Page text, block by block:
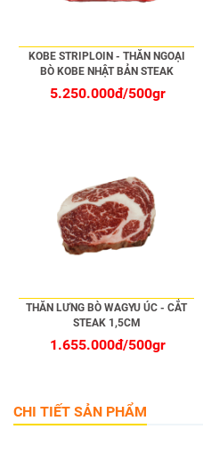
KOBE STRIPLOIN - THĂN NGOẠI
BÒ KOBE NHẬT BẢN STEAK
5.250.000đ/500gr
THĂN LƯNG BÒ WAGYU ÚC - CẮT
STEAK 1,5CM
1.655.000đ/500gr
CHI TIẾT SẢN PHẨM